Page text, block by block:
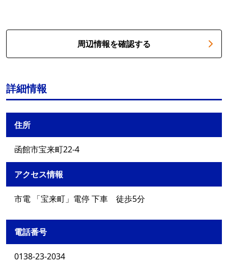
周辺情報を確認する
詳細情報
住所
函館市宝来町22-4
アクセス情報
市電 「宝来町」電停 下車 徒歩5分
電話番号
0138-23-2034